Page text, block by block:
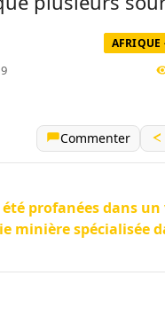
AFRIQUE
Commenter
profanées dans
minière spécialisée